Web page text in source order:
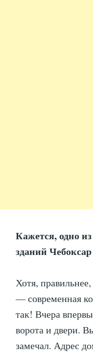
Кажется, одно
зданий
Хотя, правильнее,
— современная
так! Вчера
ворота и двери.
замечал. Адрес